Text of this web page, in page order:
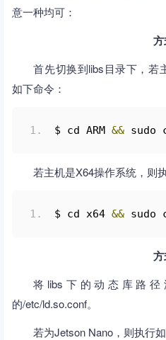
意一种均可：
首先切换到libs目录下，若
如下命令：
$ cd ARM && sudo
若主机是X64操作系统，则
$ cd x64 && sudo
将libs下的动态库路径
的/etc/ld.so.conf。
若为Jetson Nano，则执行